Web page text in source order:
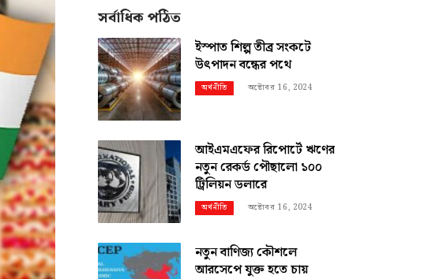
সর্বাধিক পঠিত
ইস্পাত শিল্প তীব্র সংকটে
উৎপাদন বন্ধের পথে
অর্থনীতি অক্টোবর 16, 2024
আইএমএফের রিপোর্টে ঋণের
নতুন রেকর্ড পৌছালো ১০০
ট্রিলিয়ন ডলারে
অর্থনীতি অক্টোবর 16, 2024
নতুন বাণিজ্য কৌশলে
আরসেপে যুক্ত হতে চায়